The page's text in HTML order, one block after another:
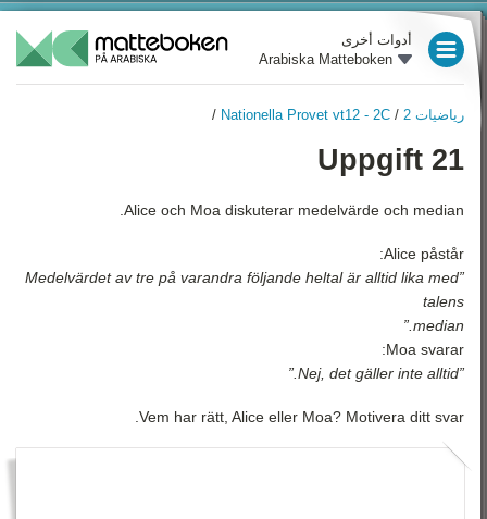
أدوات أخرى
Arabiska Matteboken
رياضيات 2 /
Nationella Provet vt12 - 2C
/
Uppgift 21
Alice och Moa diskuterar medelvärde och median.
Alice påstår:
”Medelvärdet av tre på varandra följande heltal är alltid lika med
talens
median.”
Moa svarar:
”Nej, det gäller inte alltid.”
Vem har rätt, Alice eller Moa? Motivera ditt svar.
العام الدراسي 4
العام الدراسي 5
العام الدراسي 6
العام الدراسي 7
العام الدراسي 8
العام الدراسي 9
رياضيات 2
الجبر
الدوال والرسوم البيانية
اللوغاريتمات